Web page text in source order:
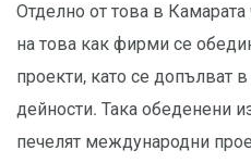
Отделно от това в
на това как фирми се
проекти, като се допълват
дейности. Така обеденени
печелят международни